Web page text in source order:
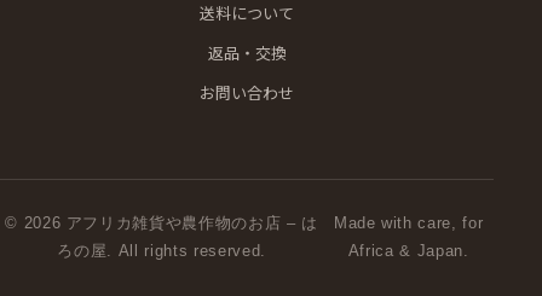
送料について
返品・交換
お問い合わせ
© 2026 アフリカ雑貨や農作物のお店 – は
ろの屋. All rights reserved.
Made with care, for
Africa & Japan.